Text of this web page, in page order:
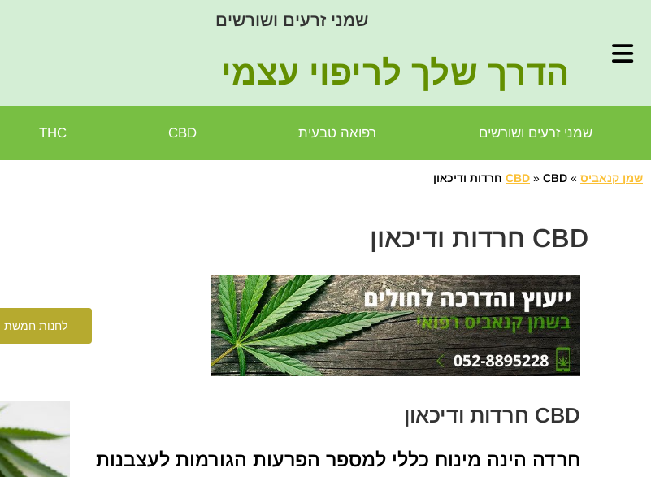
שמני זרעים ושורשים
הדרך שלך לריפוי עצמי
שמני זרעים ושורשים רפואה טבעית CBD
THC
שמן קנאביס »
CBD » CBD חרדות ודיכאון
CBD חרדות ודיכאון
לחנות חמשת
CBD חרדות ודיכאון
חרדה הינה מינוח כללי למספר הפרעות הגורמות לעצבנות